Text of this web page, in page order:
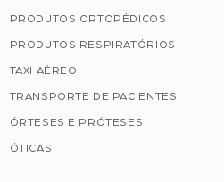
PRODUTOS ORTOPÉDICOS
PRODUTOS RESPIRATÓRIOS
TAXI AÉREO
TRANSPORTE DE PACIENTES
ÓRTESES E PRÓTESES
ÓTICAS